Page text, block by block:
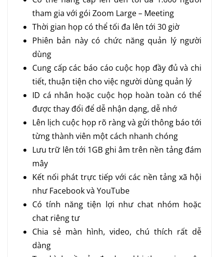
tham gia với gói Zoom Large – Meeting
Thời gian họp có thể tối đa lên tới 30 giờ
Phiên bản này có chức năng quản lý người
dùng
Cung cấp các báo cáo cuộc họp đầy đủ và chi
tiết, thuận tiện cho việc người dùng quản lý
ID cá nhân hoặc cuộc họp hoàn toàn có thể
được thay đổi để dễ nhận dạng, dễ nhớ
Lên lịch cuộc họp rõ ràng và gửi thông báo tới
từng thành viên một cách nhanh chóng
Lưu trữ lên tới 1GB ghi âm trên nền tảng đám
mây
Kết nối phát trực tiếp với các nền tảng xã hội
như Facebook và YouTube
Có tính năng tiện lợi như chat nhóm hoặc
chat riêng tư
Chia sẻ màn hình, video, chú thích rất dễ
dàng